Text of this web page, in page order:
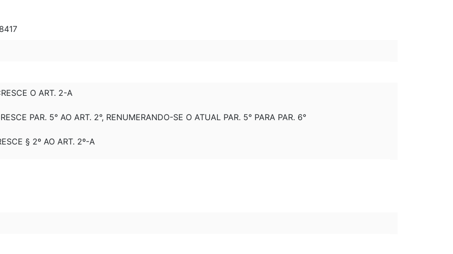
O ART. 2-A
PAR. 5° AO ART. 2°, RENUMERANDO-SE O ATUAL PAR. 5° PARA PAR. 6°
§ 2º AO ART. 2º-A